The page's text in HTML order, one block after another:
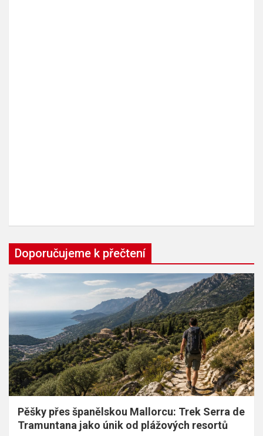
Doporučujeme k přečtení
Pěšky přes španělskou Mallorcu: Trek Serra de
Tramuntana jako únik od plážových resortů